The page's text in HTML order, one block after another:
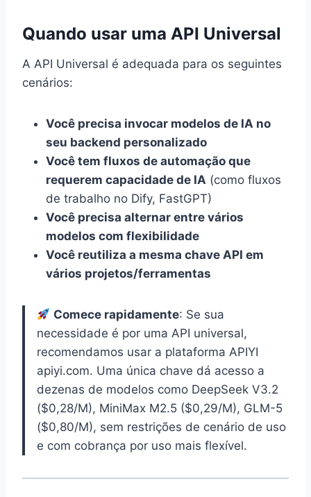
Quando usar uma API Universal
A API Universal é adequada para os seguintes
cenários:
Você precisa invocar modelos de IA no
seu backend personalizado
Você tem fluxos de automação que
requerem capacidade de IA (como fluxos
de trabalho no Dify, FastGPT)
Você precisa alternar entre vários
modelos com flexibilidade
Você reutiliza a mesma chave API em
vários projetos/ferramentas
Comece rapidamente: Se sua
necessidade é por uma API universal,
recomendamos usar a plataforma APIYI
apiyi.com. Uma única chave dá acesso a
dezenas de modelos como DeepSeek V3.2
($0,28/M), MiniMax M2.5 ($0,29/M), GLM-5
($0,80/M), sem restrições de cenário de uso
e com cobrança por uso mais flexível.